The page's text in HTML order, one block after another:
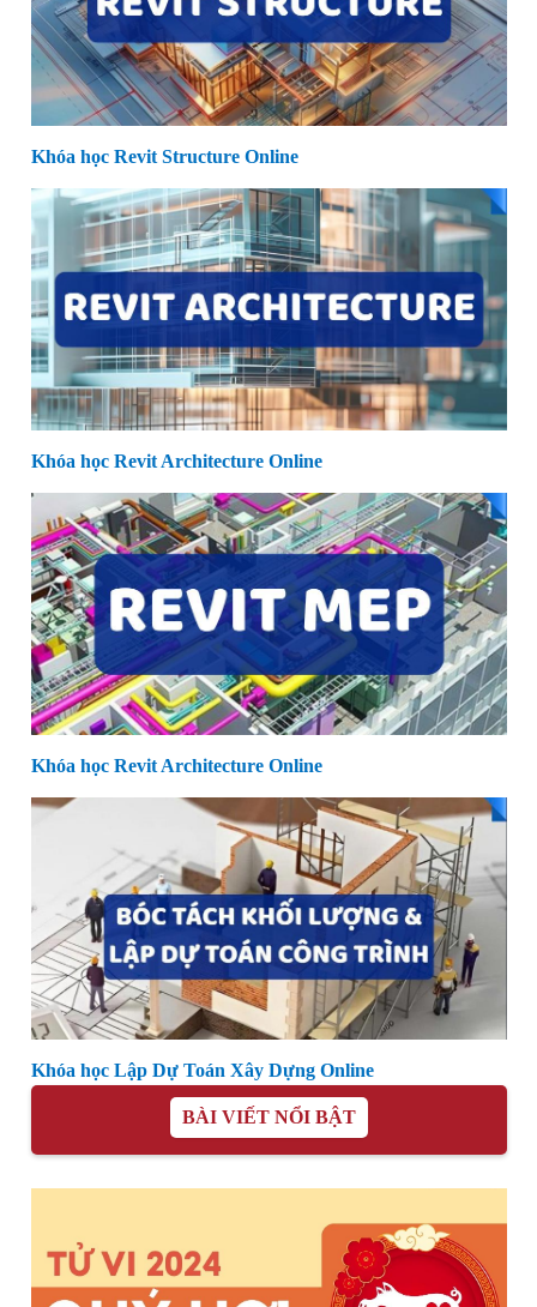
Khóa học Revit Structure Online
Khóa học Revit Architecture Online
Khóa học Revit Architecture Online
Khóa học Lập Dự Toán Xây Dựng Online
BÀI VIẾT NỔI BẬT